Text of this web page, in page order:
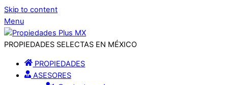
Skip to content
Menu
PROPIEDADES SELECTAS EN MÉXICO
PROPIEDADES
ASESORES